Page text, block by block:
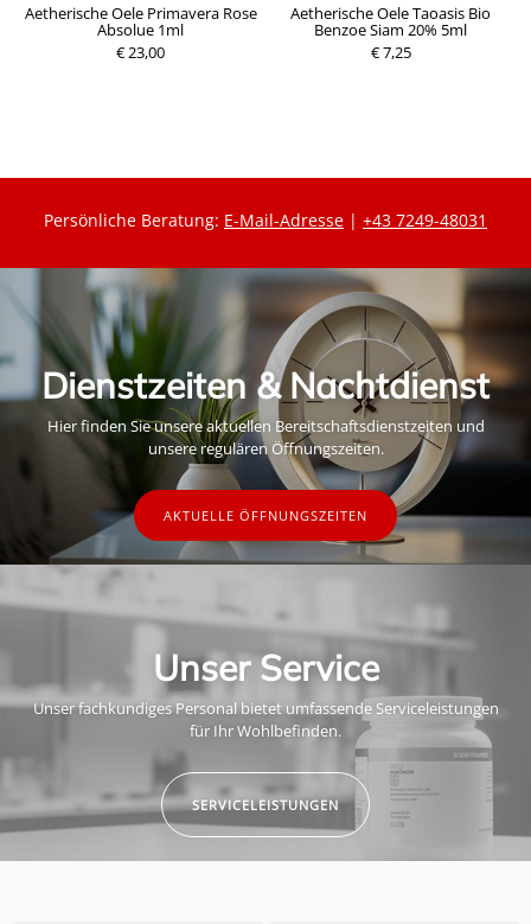
Aetherische Oele Primavera Rose
Absolue 1ml
€ 23,00
Aetherische Oele Taoasis Bio
Benzoe Siam 20% 5ml
€ 7,25
P
Persönliche Beratung: E-Mail-Adresse | +43 7249-48031
Dienstzeiten & Nachtdienst
Hier finden Sie unsere aktuellen Bereitschaftsdienstzeiten und
unsere regulären Öffnungszeiten.
AKTUELLE ÖFFNUNGSZEITEN
Unser Service
Unser fachkundiges Personal bietet umfassende Serviceleistungen
für Ihr Wohlbefinden.
SERVICELEISTUNGEN